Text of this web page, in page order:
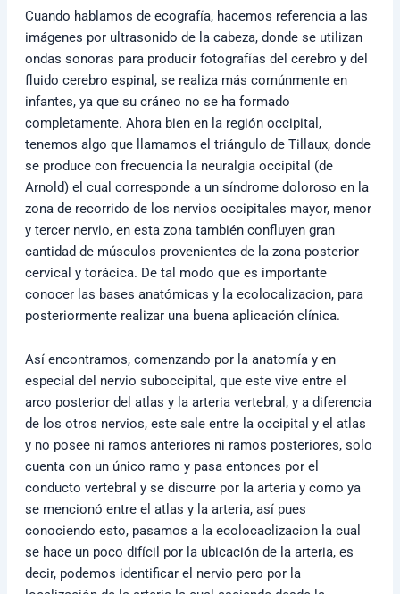
Cuando hablamos de ecografía, hacemos referencia a las
imágenes por ultrasonido de la cabeza, donde se utilizan
ondas sonoras para producir fotografías del cerebro y del
fluido cerebro espinal, se realiza más comúnmente en
infantes, ya que su cráneo no se ha formado
completamente. Ahora bien en la región occipital,
tenemos algo que llamamos el triángulo de Tillaux, donde
se produce con frecuencia la neuralgia occipital (de
Arnold) el cual corresponde a un síndrome doloroso en la
zona de recorrido de los nervios occipitales mayor, menor
y tercer nervio, en esta zona también confluyen gran
cantidad de músculos provenientes de la zona posterior
cervical y torácica. De tal modo que es importante
conocer las bases anatómicas y la ecolocalizacion, para
posteriormente realizar una buena aplicación clínica.
Así encontramos, comenzando por la anatomía y en
especial del nervio suboccipital, que este vive entre el
arco posterior del atlas y la arteria vertebral, y a diferencia
de los otros nervios, este sale entre la occipital y el atlas
y no posee ni ramos anteriores ni ramos posteriores, solo
cuenta con un único ramo y pasa entonces por el
conducto vertebral y se discurre por la arteria y como ya
se mencionó entre el atlas y la arteria, así pues
conociendo esto, pasamos a la ecolocaclizacion la cual
se hace un poco difícil por la ubicación de la arteria, es
decir, podemos identificar el nervio pero por la